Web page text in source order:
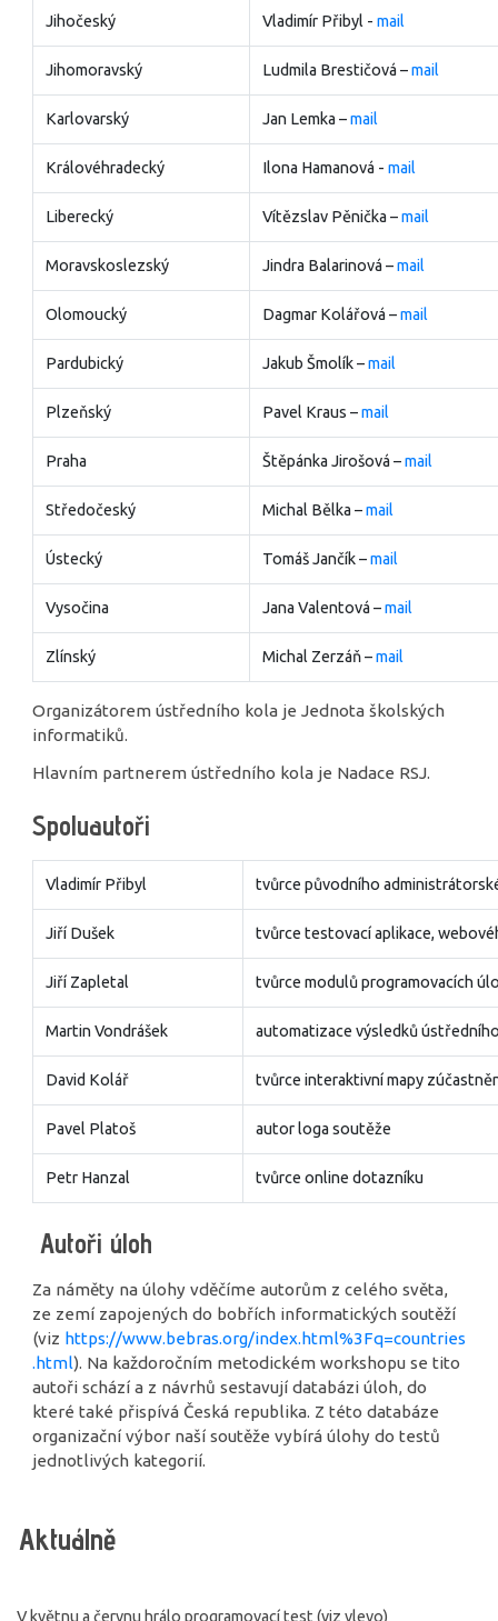
Jihočeský Vladimír Přibyl -mail
Jihomoravský Ludmila Brestičová –mail
Karlovarský Jan Lemka –mail
Královéhradecký Ilona Hamanová -mail
Liberecký Vítězslav Pěnička –mail
Moravskoslezský Jindra Balarinová–mail
Olomoucký Dagmar Kolářová –mail
Pardubický Jakub Šmolík –mail
Plzeňský Pavel Kraus –mail
Praha Štěpánka Jirošová –mail
Středočeský Michal Bělka –mail
Ústecký Tomáš Jančík –mail
Vysočina Jana Valentová –mail
Zlínský Michal Zerzáň –mail
Organizátorem ústředního kola je Jednota školských
informatiků.
Hlavním partnerem ústředního kola je Nadace RSJ.
Spoluautoři
Vladimír Přibyl tvůrce původního
Jiří Dušek tvůrce testovací aplikace,
Jiří Zapletal tvůrce modulů programovacích
Martin Vondrášek automatizace výsledků
David Kolář tvůrce interaktivní mapy
Pavel Platoš autor loga soutěže
Petr Hanzal tvůrce online dotazníku
Autoři úloh
Za náměty na úlohy vděčíme autorům z celého světa,
ze zemí zapojených do bobřích informatických soutěží
(viz https://www.bebras.org/index.html%3Fq=countries
.html). Na každoročním metodickém workshopu se tito
autoři schází a z návrhů sestavují databázi úloh, do
které také přispívá Česká republika. Z této databáze
organizační výbor naší soutěže vybírá úlohy do testů
jednotlivých kategorií.
Aktuálně
V květnu a červnu hrálo programovací test (viz vlevo)